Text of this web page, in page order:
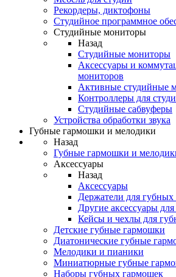
Рекордеры, диктофоны
Студийное программное
Студийные мониторы
Назад
Студийные мониторы
Аксессуары и
мониторов
Активные студийные
Контроллеры для
Студийные сабвуферы
Устройства обработки звука
Губные гармошки и мелодики
Назад
Губные гармошки и
Аксессуары
Назад
Аксессуары
Держатели для
Другие аксессуары
Кейсы и чехлы для
Детские губные гармошки
Диатонические губные
Мелодики и пианики
Миниатюрные губные
Наборы губных гармошек